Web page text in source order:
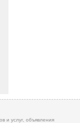
и услуг, объявления